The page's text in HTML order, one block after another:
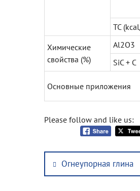
TC
Химические
свойства (%)
Al2O3
SiC + C
Основные приложения
Please follow and like us:
Post
navigation
Previous
post:
Огнеупорная глина